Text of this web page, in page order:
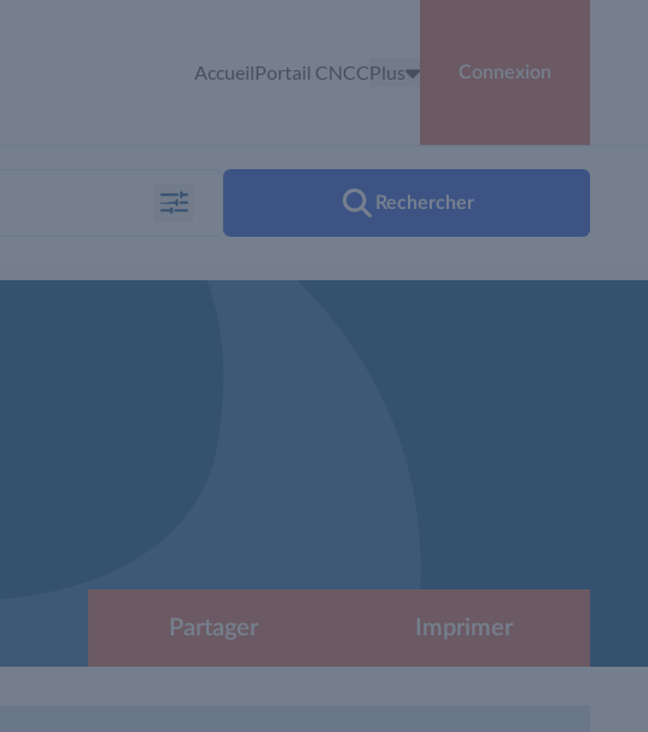
AccueilPortail CNCCPlus Connexion
Rechercher
Partager Imprimer